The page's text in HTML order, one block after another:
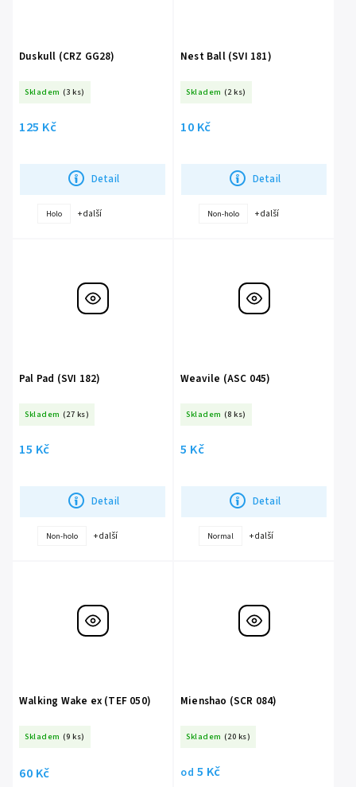
Duskull (CRZ GG28)
Skladem (3 ks)
125 Kč
Detail
Holo + další
Nest Ball (SVI 181)
Skladem (2 ks)
10 Kč
Detail
Non-holo + další
Pal Pad (SVI 182)
Skladem (27 ks)
15 Kč
Detail
Non-holo + další
Weavile (ASC 045)
Skladem (8 ks)
5 Kč
Detail
Normal + další
Walking Wake ex (TEF 050)
Skladem (9 ks)
60 Kč
Mienshao (SCR 084)
Skladem (20 ks)
od 5 Kč